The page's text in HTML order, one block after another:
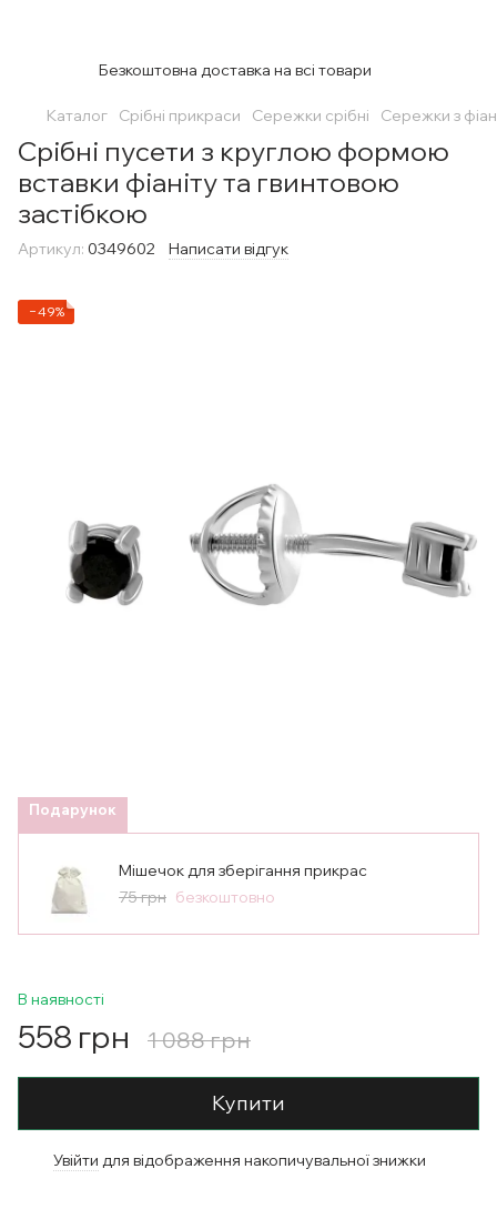
Безкоштовна доставка на всі товари
Каталог Срібні прикраси Сережки срібні Сережки з
Срібні пусети з круглою формою
вставки фіаніту та гвинтовою
застібкою
Артикул: 0349602 Написати відгук
−49%
Подарунок
Мішечок для зберігання прикрас
75 грн безкоштовно
В наявності
558 грн 1 088 грн
Купити
Увійти для відображення накопичувальної знижки